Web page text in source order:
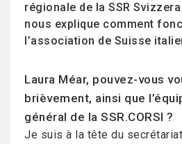
régionale de la SSR
nous explique comment
l’association de Suisse
Laura Méar, pouvez-vous
brièvement, ainsi que
général de la SSR.CORSI ?
Je suis à la tête du